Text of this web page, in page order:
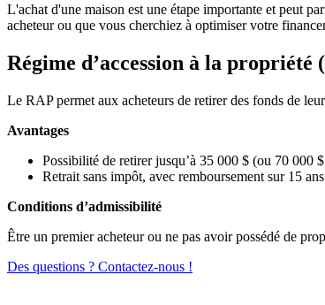
L'achat d'une maison est une étape importante et peut
acheteur ou que vous cherchiez à optimiser votre
Régime d’accession à la propriété
Le RAP permet aux acheteurs de retirer des fonds de
Avantages
Possibilité de retirer jusqu’à 35 000 $ (ou 70 000
Retrait sans impôt, avec remboursement sur 15
Conditions d’admissibilité
Être un premier acheteur ou ne pas avoir possédé de
Des questions ? Contactez-nous !